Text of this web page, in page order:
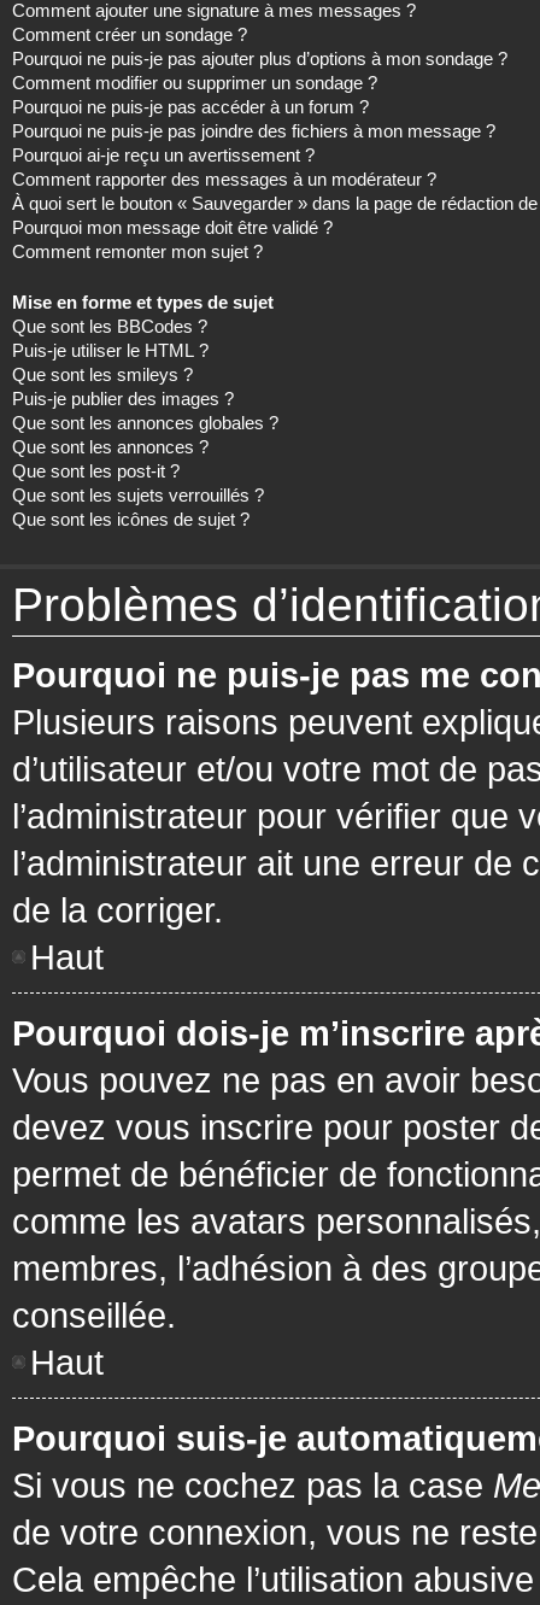
Comment ajouter une signature à mes messages ?
Comment créer un sondage ?
Pourquoi ne puis-je pas ajouter plus d’options à mon sondage ?
Comment modifier ou supprimer un sondage ?
Pourquoi ne puis-je pas accéder à un forum ?
Pourquoi ne puis-je pas joindre des fichiers à mon message ?
Pourquoi ai-je reçu un avertissement ?
Comment rapporter des messages à un modérateur ?
À quoi sert le bouton « Sauvegarder » dans la page de rédaction
Pourquoi mon message doit être validé ?
Comment remonter mon sujet ?
Mise en forme et types de sujet
Que sont les BBCodes ?
Puis-je utiliser le HTML ?
Que sont les smileys ?
Puis-je publier des images ?
Que sont les annonces globales ?
Que sont les annonces ?
Que sont les post-it ?
Que sont les sujets verrouillés ?
Que sont les icônes de sujet ?
Problèmes
Pourquoi ne puis-je pas me
Plusieurs raisons peuvent
d’utilisateur et/ou votre mot de
l’administrateur pour vérifier que
l’administrateur ait une erreur de
de la corriger.
Haut
Pourquoi dois-je m’inscrire
Vous pouvez ne pas en avoir
devez vous inscrire pour poster
permet de bénéficier de
comme les avatars
membres, l’adhésion à des
conseillée.
Haut
Pourquoi suis-je
Si vous ne cochez pas la case
de votre connexion, vous ne
Cela empêche l’utilisation